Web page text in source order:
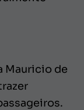
Mauricio de